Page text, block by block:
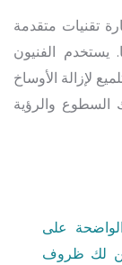
تقنيات متقدمة
يستخدم الفنيون
لإزالة الأوساخ
السطوع والرؤية
على
لك ظروف